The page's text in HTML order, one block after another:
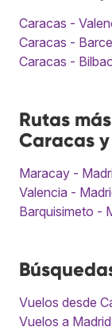
Caracas -
Caracas -
Caracas -
Rutas
Caracas
Maracay -
Valencia -
Barquisimeto -
Vuelos desde
Vuelos a Madrid